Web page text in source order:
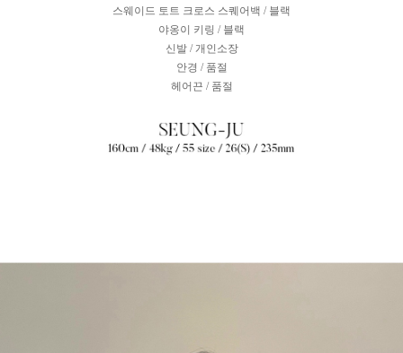
스웨이드 토트 크로스 스퀘어백 / 블랙
야옹이 키링 / 블랙
신발 / 개인소장
안경 / 품절
헤어끈 / 품절